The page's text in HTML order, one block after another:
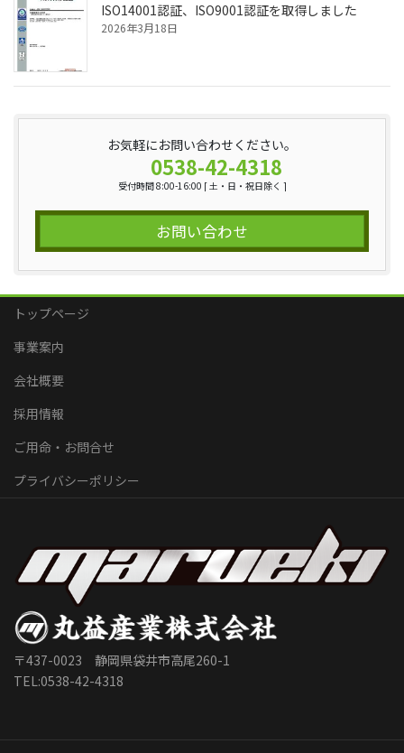
ISO14001認証、ISO9001認証を取得しました
2026年3月18日
お気軽にお問い合わせください。
0538-42-4318
受付時間 8:00-16:00 [ 土・日・祝日除く ]
お問い合わせ
トップページ
事業案内
会社概要
採用情報
ご用命・お問合せ
プライバシーポリシー
〒437-0023 静岡県袋井市高尾260-1
TEL:0538-42-4318